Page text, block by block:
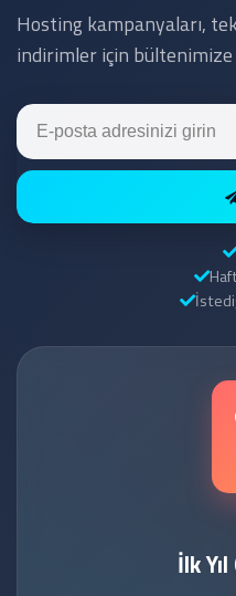
Hosting kampanyaları,
indirimler için bültenimize
İlk